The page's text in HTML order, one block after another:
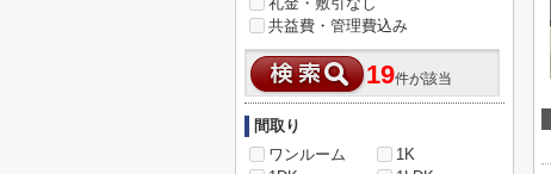
共益費・管理費込み
19件が該当
間取り
ワンルーム
1K